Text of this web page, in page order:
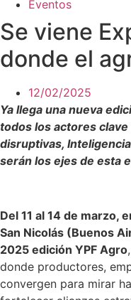
Eventos
Se viene
donde el
12/02/2025
Ya llega una nueva
todos los actores
disruptivas,
serán los ejes de esta
Del 11 al 14 de marzo,
San Nicolás (Buenos
2025 edición YPF Agro
donde productores,
convergen para mirar